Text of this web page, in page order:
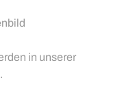
in unserer